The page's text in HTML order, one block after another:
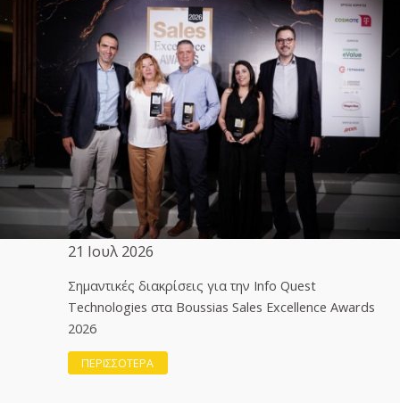
21 Ιουλ 2026
Σημαντικές διακρίσεις για την Info Quest
Technologies στα Boussias Sales Excellence Awards
2026
ΠΕΡΙΣΣΟΤΕΡΑ